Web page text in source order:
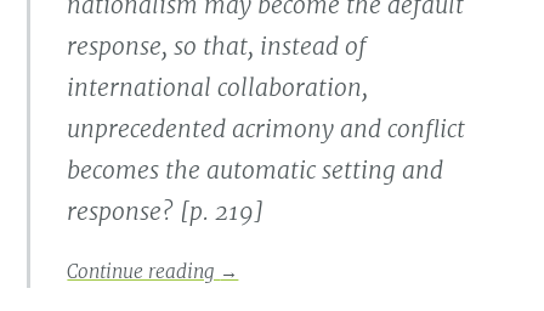
response, so that, instead of
international collaboration,
unprecedented acrimony and conflict
becomes the automatic setting and
response? [p. 219]
Continue reading →